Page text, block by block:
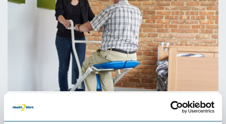
Duwen en trekken is een belangrijke oorzaak van